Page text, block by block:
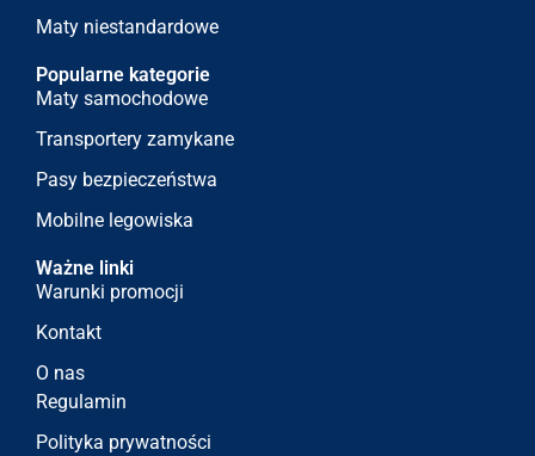
Maty niestandardowe
Popularne kategorie
Maty samochodowe
Transportery zamykane
Pasy bezpieczeństwa
Mobilne legowiska
Ważne linki
Warunki promocji
Kontakt
O nas
Regulamin
Polityka prywatności